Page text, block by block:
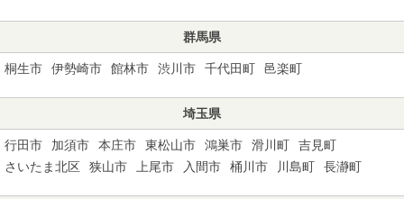
群馬県
桐生市 伊勢崎市 館林市 渋川市 千代田町 邑楽町
埼玉県
行田市 加須市 本庄市 東松山市 鴻巣市 滑川町
吉見町
さいたま北区
狭山市 上尾市 入間市 桶川市 川島町 長瀞町